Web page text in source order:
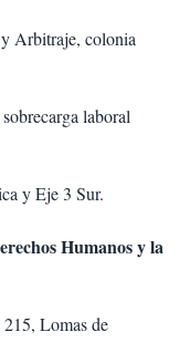
Arbitraje, colonia
laboral
y Eje 3 Sur.
Humanos y la
Lomas de